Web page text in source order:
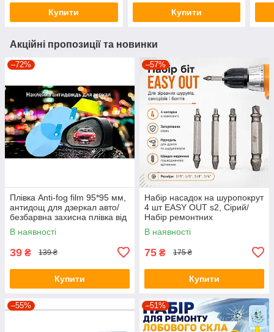
Купити Купити
Акційні пропозиції та новинки
–72%
Плівка Anti-fog film 95*95 мм,
антидощ для дзеркал авто/
безбарвна захисна плівка від
води відблисків і бруду
В наявності
39 ₴ 139 ₴
Купити
–57%
Набір насадок на шуропокрут
4 шт EASY OUT s2, Сірий/
Набір ремонтних
екстракторів біт
В наявності
75 ₴ 175 ₴
Купити
–55% –51%